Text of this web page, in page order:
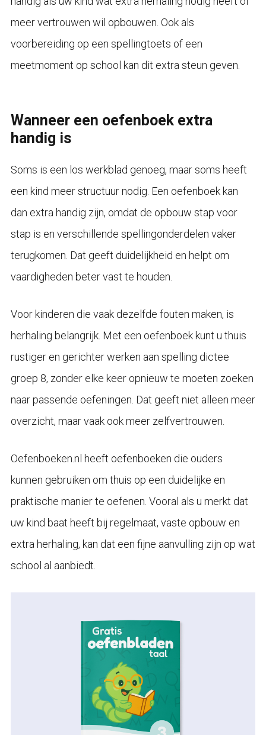
meer vertrouwen wil opbouwen. Ook als
voorbereiding op een spellingtoets of een
meetmoment op school kan dit extra steun geven.
Wanneer een oefenboek extra
handig is
Soms is een los werkblad genoeg, maar soms heeft
een kind meer structuur nodig. Een oefenboek kan
dan extra handig zijn, omdat de opbouw stap voor
stap is en verschillende spellingonderdelen vaker
terugkomen. Dat geeft duidelijkheid en helpt om
vaardigheden beter vast te houden.
Voor kinderen die vaak dezelfde fouten maken, is
herhaling belangrijk. Met een oefenboek kunt u thuis
rustiger en gerichter werken aan spelling dictee
groep 8, zonder elke keer opnieuw te moeten zoeken
naar passende oefeningen. Dat geeft niet alleen meer
overzicht, maar vaak ook meer zelfvertrouwen.
Oefenboeken.nl heeft oefenboeken die ouders
kunnen gebruiken om thuis op een duidelijke en
praktische manier te oefenen. Vooral als u merkt dat
uw kind baat heeft bij regelmaat, vaste opbouw en
extra herhaling, kan dat een fijne aanvulling zijn op wat
school al aanbiedt.